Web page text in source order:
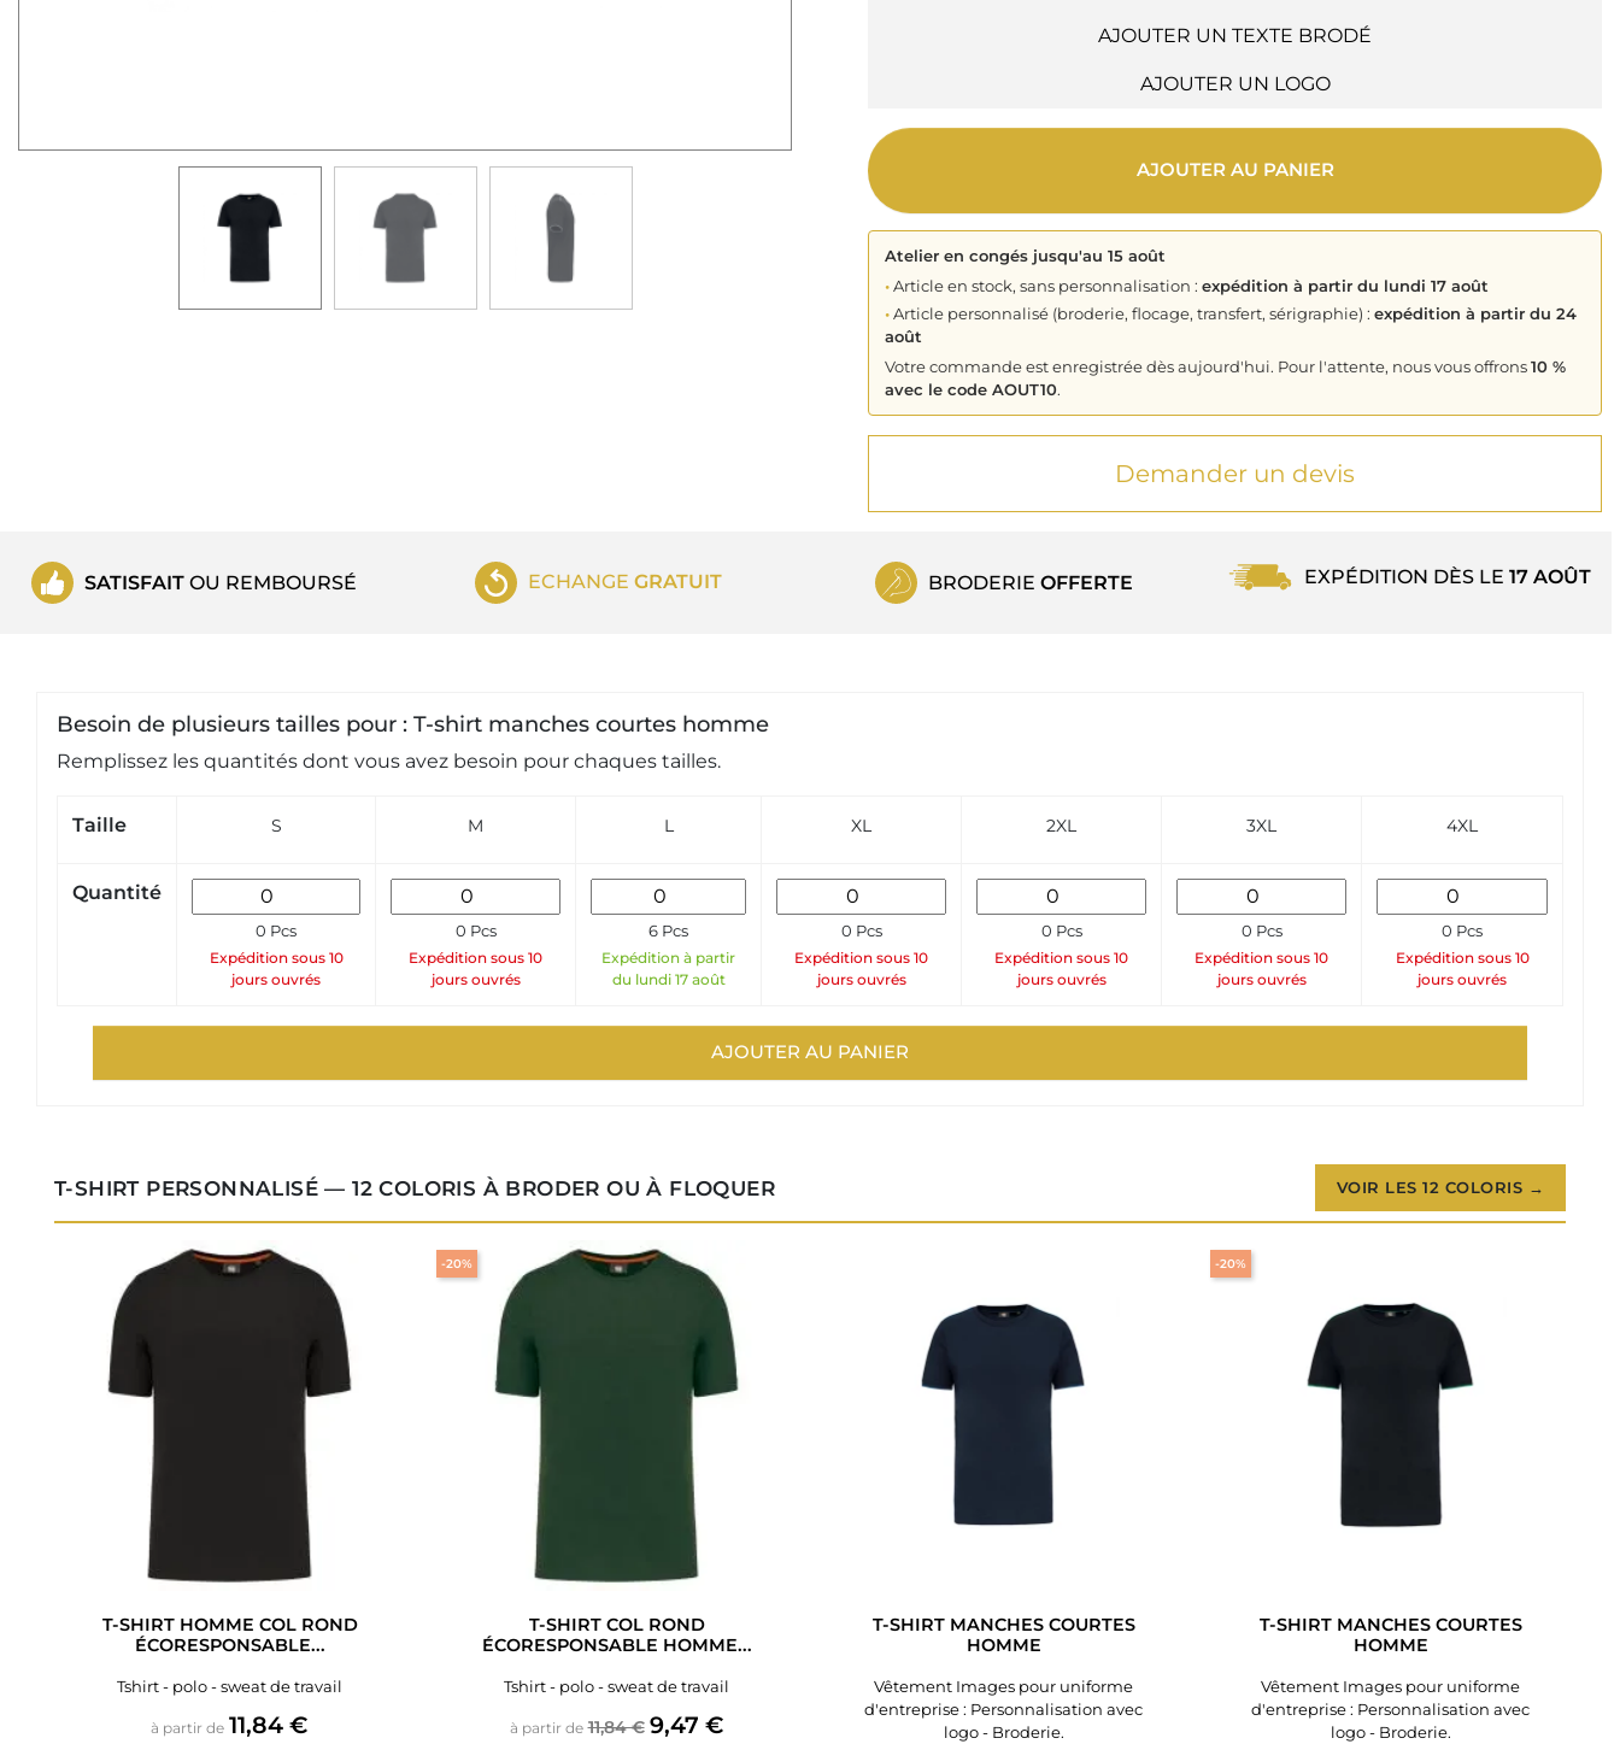
AJOUTER UN TEXTE BRODÉ
AJOUTER UN LOGO
AJOUTER AU PANIER
Atelier en congés jusqu'au 15 août
•Article en stock, sans personnalisation : expédition à partir du lundi 17 août
•Article personnalisé (broderie, flocage, transfert, sérigraphie) : expédition à partir du 24
août
Votre commande est enregistrée dès aujourd'hui. Pour l'attente, nous vous offrons10 %
avec le code AOUT10.
Demander un devis
SATISFAITOU REMBOURSÉ ECHANGEGRATUIT BRODERIE OFFERTE EXPÉDITION DÈS LE 17 AOÛT
Besoin de plusieurs tailles pour : T-shirt manches courtes homme
Remplissez les quantités dont vous avez besoin pour chaques tailles.
Taille S M L XL 2XL 3XL 4XL
Quantité
0 Pcs
Expédition sous 10
jours ouvrés
0 Pcs
Expédition sous 10
jours ouvrés
6 Pcs
Expédition à partir
du lundi 17 août
0 Pcs
Expédition sous 10
jours ouvrés
0 Pcs
Expédition sous 10
jours ouvrés
0 Pcs
Expédition sous 10
jours ouvrés
0 Pcs
Expédition sous 10
jours ouvrés
AJOUTER AU PANIER
T-SHIRT PERSONNALISÉ — 12 COLORIS À BRODER OU À FLOQUER VOIR LES 12 COLORIS →
T-SHIRT HOMME COL ROND
ÉCORESPONSABLE...
Tshirt - polo - sweat de travail
à partir de Prix
11,84 €
T-SHIRT COL ROND
ÉCORESPONSABLE HOMME...
Tshirt - polo - sweat de travail
à partir de Prix de base
11,84 € Prix
9,47 €
-20%
T-SHIRT MANCHES COURTES
HOMME
Vêtement Images pour uniforme
d'entreprise : Personnalisation avec
logo - Broderie.
T-SHIRT MANCHES COURTES
HOMME
Vêtement Images pour uniforme
d'entreprise : Personnalisation avec
logo - Broderie.
-20%